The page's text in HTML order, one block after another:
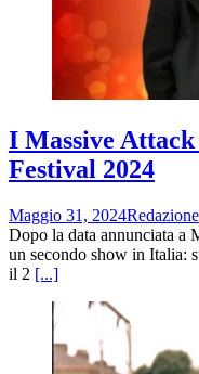
I Massive
Festival 2024
Maggio 31, 2024Redazione
Dopo la data annunciata a
un secondo show in Italia:
il 2 [...]